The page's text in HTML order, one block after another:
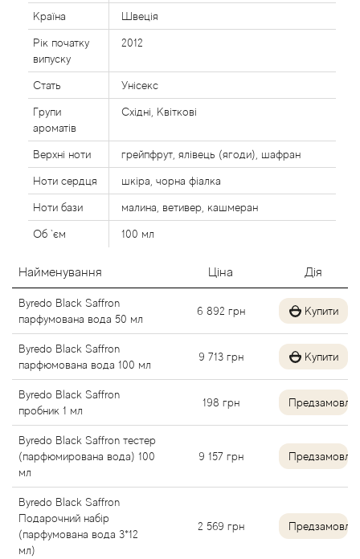
Країна Швеція
Рік початку
випуску
2012
Стать Унісекс
Групи
ароматів
Східні, Квіткові
Верхні ноти грейпфрут, ялівець (ягоди), шафран
Ноти сердця шкіра, чорна фіалка
Ноти бази малина, ветивер, кашмеран
Об `єм 100 мл
Найменування Ціна Дія
Byredo Black Saffron
парфумована вода 50 мл
6 892 грн Купити
Byredo Black Saffron
парфюмована вода 100 мл
9 713 грн Купити
Byredo Black Saffron
пробник 1 мл
198 грн
Byredo Black Saffron тестер
(парфюмирована вода) 100
мл
9 157 грн
Byredo Black Saffron
Подарочний набір
(парфумована вода 3*12
мл)
2 569 грн
Alaia Paris
Alexander McQueen
Alexandre Barthet
Alexandre J
Alfred Dunhill
Alyson Oldoini
American Crew
Amouage
Amouroud
Andre L'Arom
Angel Schlesser
Anima Mundi
Anna Sui